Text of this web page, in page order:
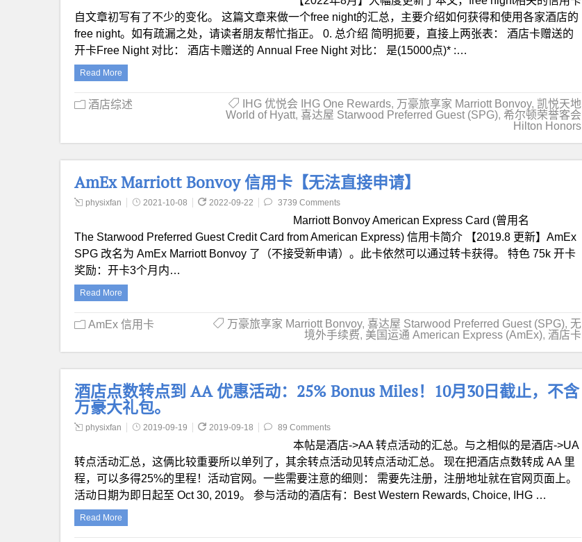
自文章初写有了不少的变化。 这篇文章来做一个free night的汇总，主要介绍如何获得和使用各家酒店的
free night。如有疏漏之处，请读者朋友帮忙指正。 0. 总介绍 简明扼要，直接上两张表： 酒店卡赠送的
开卡Free Night 对比： 酒店卡赠送的 Annual Free Night 对比： 是(15000点)* :…
Read More
酒店综述 IHG 优悦会 IHG One Rewards, 万豪旅享家 Marriott Bonvoy, 凯悦天地
World of Hyatt, 喜达屋 Starwood Preferred Guest (SPG), 希尔顿荣誉客会
Hilton Honors
AmEx Marriott Bonvoy 信用卡【无法直接申请】
physixfan 2021-10-08 2022-09-22 3739 Comments
Marriott Bonvoy American Express Card (曾用名
The Starwood Preferred Guest Credit Card from American Express) 信用卡简介 【2019.8 更新】AmEx
SPG 改名为 AmEx Marriott Bonvoy 了（不接受新申请）。此卡依然可以通过转卡获得。 特色 75k 开卡
奖励：开卡3个月内…
Read More
AmEx 信用卡 万豪旅享家 Marriott Bonvoy, 喜达屋 Starwood Preferred Guest (SPG), 无
境外手续费, 美国运通 American Express (AmEx), 酒店卡
酒店点数转点到 AA 优惠活动：25% Bonus Miles！10月30日截止，不含
万豪大礼包。
physixfan 2019-09-19 2019-09-18 89 Comments
本帖是酒店->AA 转点活动的汇总。与之相似的是酒店->UA
转点活动汇总，这俩比较重要所以单列了，其余转点活动见转点活动汇总。 现在把酒店点数转成 AA 里
程，可以多得25%的里程！活动官网。一些需要注意的细则： 需要先注册，注册地址就在官网页面上。
活动日期为即日起至 Oct 30, 2019。 参与活动的酒店有：Best Western Rewards, Choice, IHG …
Read More